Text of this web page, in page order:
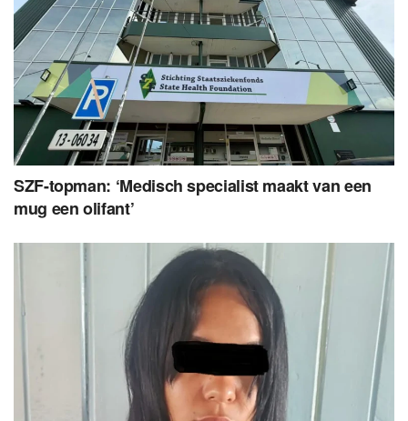
SZF-topman: ‘Medisch specialist maakt van een
mug een olifant’